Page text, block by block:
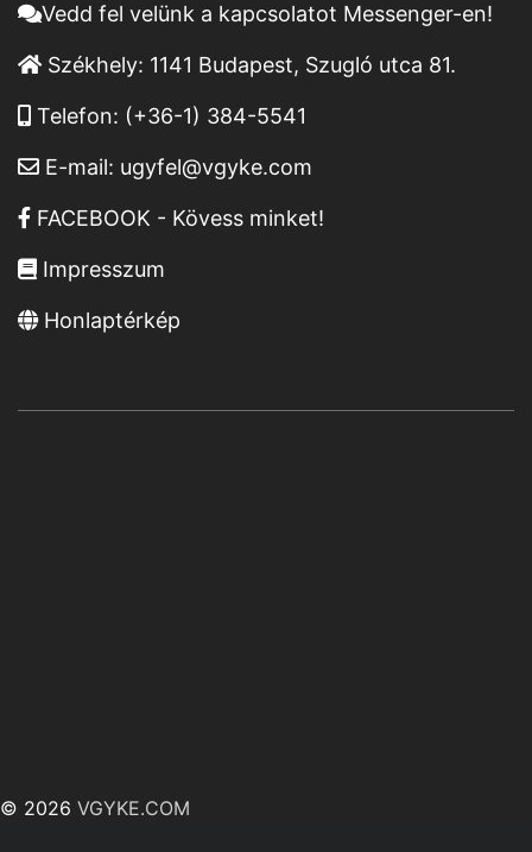
Vedd fel velünk a kapcsolatot Messenger-en!
Székhely: 1141 Budapest, Szugló utca 81.
Telefon: (+36-1) 384-5541
E-mail: ugyfel@vgyke.com
FACEBOOK - Kövess minket!
Impresszum
Honlaptérkép
© 2026 VGYKE.COM